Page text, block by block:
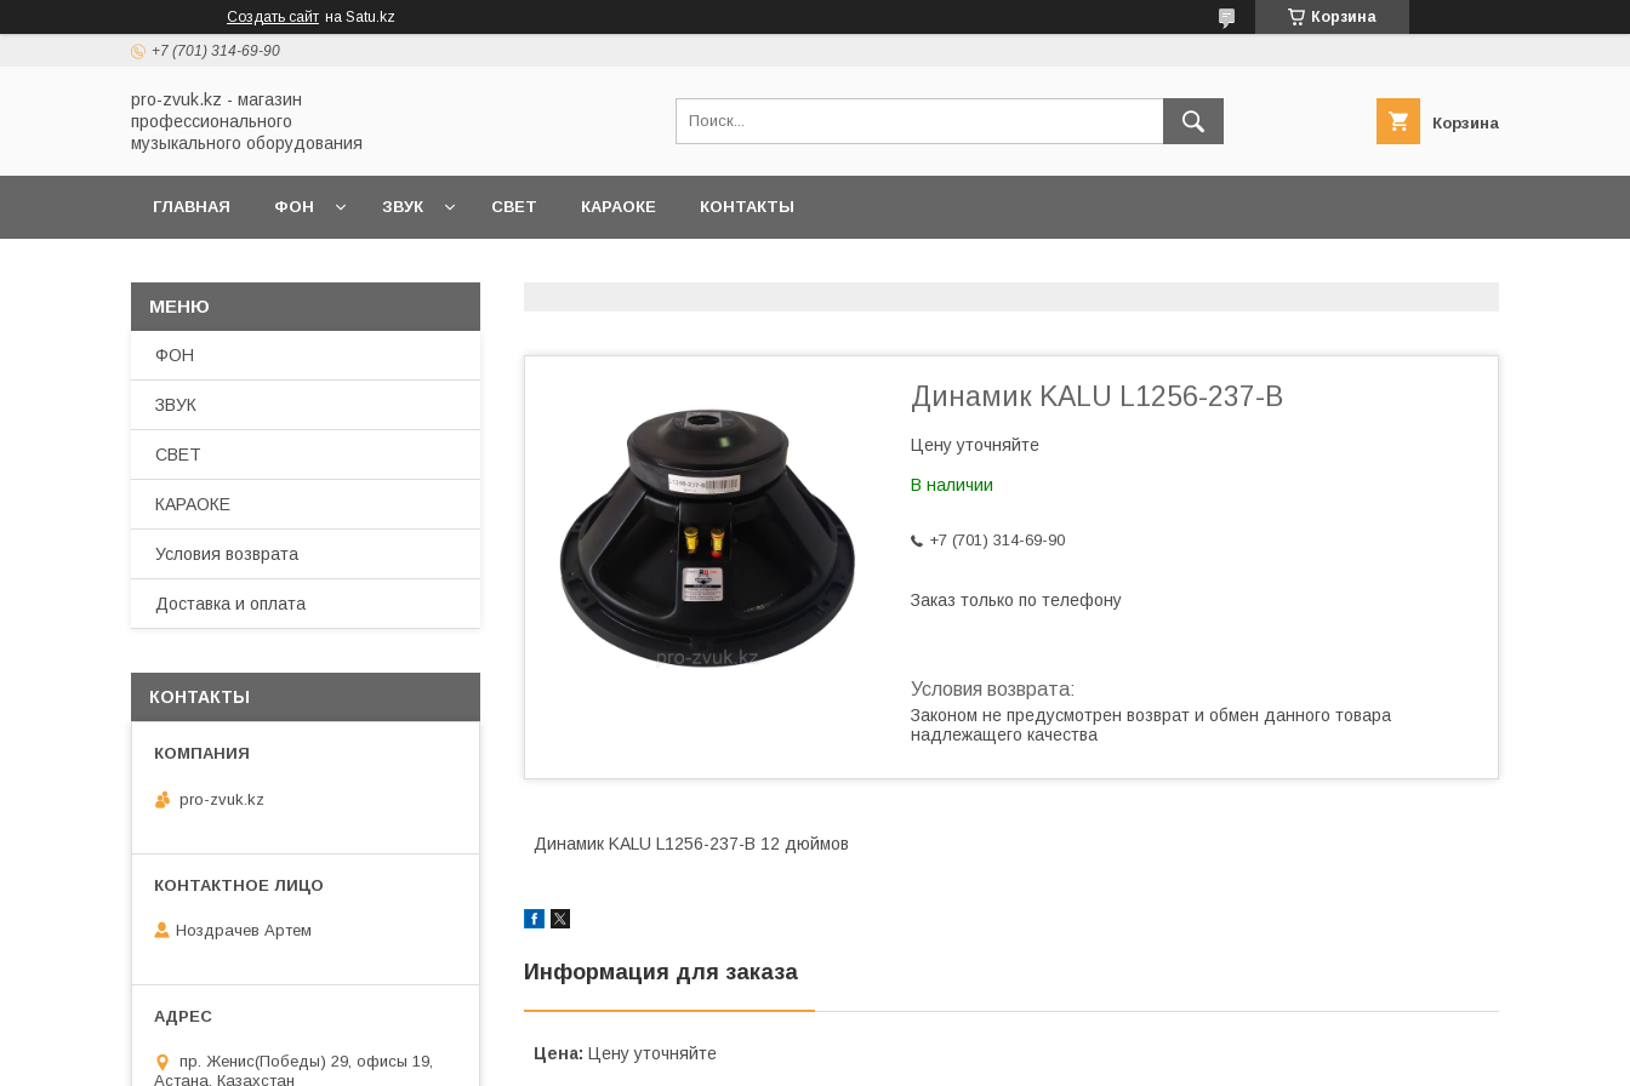
Создать сайт на Satu.kz Корзина
+7 (701) 314-69-90
pro-zvuk.kz - магазин
профессионального
музыкального оборудования
Корзина
ГЛАВНАЯ ФОН ЗВУК СВЕТ КАРАОКЕ КОНТАКТЫ
Динамик KALU L1256-237-B
Цену уточняйте
В наличии
+7 (701) 314-69-90
Заказ только по телефону
Законом не предусмотрен возврат и обмен данного товара
надлежащего качества
Динамик KALU L1256-237-B 12 дюймов
Информация для заказа
Цена: Цену уточняйте
ФОН
ЗВУК
СВЕТ
КАРАОКЕ
Условия возврата
Доставка и оплата
КОНТАКТЫ
pro-zvuk.kz
Ноздрачев Артем
пр. Женис(Победы) 29, офисы 19,
Астана, Казахстан